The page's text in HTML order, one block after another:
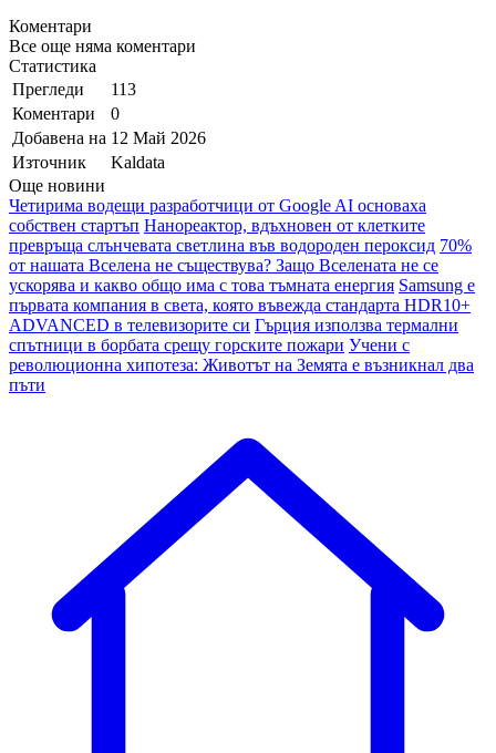
Коментари
Все още няма коментари
Статистика
Прегледи
113
Коментари
0
Добавена на 12 Май 2026
Източник
Kaldata
Още новини
Четирима водещи разработчици от Google AI основаха
собствен стартъп Нанореактор, вдъхновен от клетките
превръща слънчевата светлина във водороден пероксид 70%
от нашата Вселена не съществува? Защо Вселената не се
ускорява и какво общо има с това тъмната енергия Samsung e
първата компания в света, която въвежда стандарта HDR10+
ADVANCED в телевизорите си Гърция използва термални
спътници в борбата срещу горските пожари Учени с
революционна хипотеза: Животът на Земята е възникнал два
пъти